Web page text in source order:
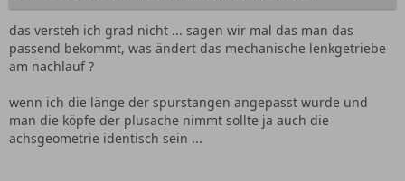
das versteh ich grad nicht ... sagen wir mal das man das
passend bekommt, was ändert das mechanische lenkgetriebe
am nachlauf ?
wenn ich die länge der spurstangen angepasst wurde und
man die köpfe der plusache nimmt sollte ja auch die
achsgeometrie identisch sein ...